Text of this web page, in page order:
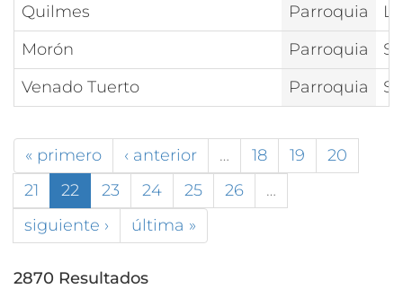
Quilmes
Parroquia
Morón
Parroquia
Venado Tuerto
Parroquia
« primero ‹ anterior … 18 19
20
21
22 23 24 25 26
…
siguiente ›
última »
2870 Resultados